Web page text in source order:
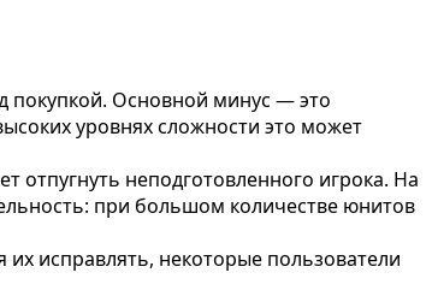
покупкой. Основной минус — это
уровнях сложности это может
неподготовленного игрока. На
при большом количестве юнитов
исправлять, некоторые пользователи